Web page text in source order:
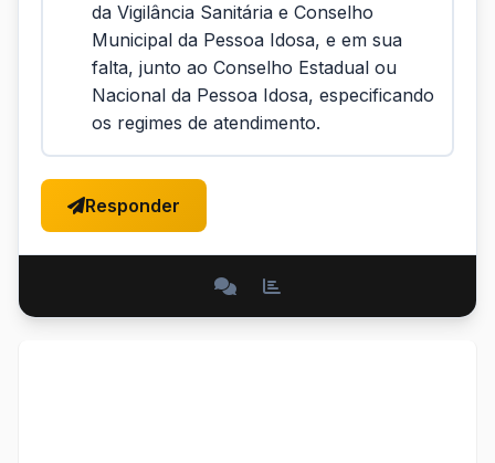
da Vigilância Sanitária e Conselho
Municipal da Pessoa Idosa, e em sua
falta, junto ao Conselho Estadual ou
Nacional da Pessoa Idosa, especificando
os regimes de atendimento.
Responder